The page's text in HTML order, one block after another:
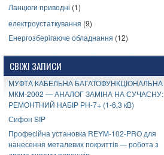
Ланцюги приводні (1)
електроустаткування (9)
Енергозберігаюче обладнання (12)
СВІЖІ ЗАПИСИ
МУФТА КАБЕЛЬНА БАГАТОФУНКЦІОНАЛЬНА
МКМ-2002 — АНАЛОГ ЗАМІНА НА СУЧАСНУ:
РЕМОНТНИЙ НАБІР РН-7+ (1-6,3 кВ)
Сифон SIP
Професійна установка REYM-102-PRO для
нанесення металевих покриттів — робота з